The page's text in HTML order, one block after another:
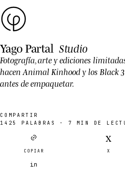
Yago Partal Studio
Fotografía, arte y ediciones
hacen Animal Kinhoody los Black
antes de empaquetar.
COMPARTIR
1425
PALABRAS · 7 MIN DE
COPIAR
X
X
in